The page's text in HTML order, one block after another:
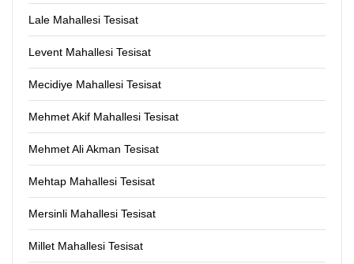
Lale Mahallesi Tesisat
Levent Mahallesi Tesisat
Mecidiye Mahallesi Tesisat
Mehmet Akif Mahallesi Tesisat
Mehmet Ali Akman Tesisat
Mehtap Mahallesi Tesisat
Mersinli Mahallesi Tesisat
Millet Mahallesi Tesisat